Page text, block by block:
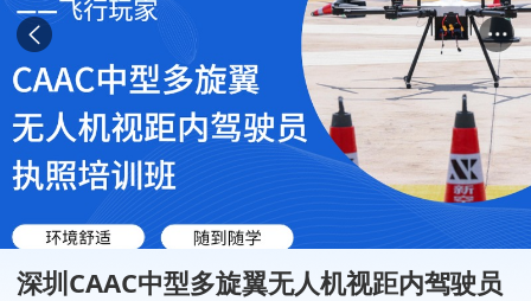
深圳CAAC中型多旋翼无人机视距内驾驶员